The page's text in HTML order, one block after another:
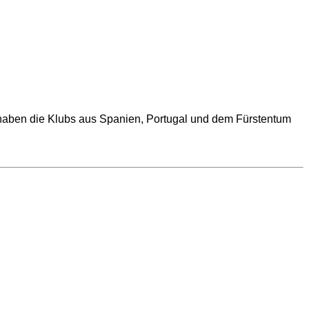
die Klubs aus Spanien, Portugal und dem Fürstentum